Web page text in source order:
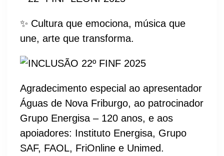
✨ Cultura que emociona, música que
une, arte que transforma.
Agradecimento especial ao apresentador
Águas de Nova Friburgo, ao patrocinador
Grupo Energisa – 120 anos, e aos
apoiadores: Instituto Energisa, Grupo
SAF, FAOL, FriOnline e Unimed.